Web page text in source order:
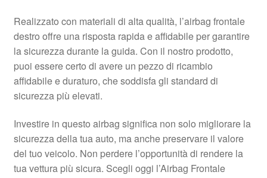
Rimostranza
Spedizione in tutto il mondo
Realizzato con materiali di alta qualità, l’airbag frontale
destro offre una risposta rapida e affidabile per garantire
la sicurezza durante la guida. Con il nostro prodotto,
puoi essere certo di avere un pezzo di ricambio
affidabile e duraturo, che soddisfa gli standard di
sicurezza più elevati.
Investire in questo airbag significa non solo migliorare la
sicurezza della tua auto, ma anche preservare il valore
del tuo veicolo. Non perdere l’opportunità di rendere la
tua vettura più sicura. Scegli oggi l’Airbag Frontale